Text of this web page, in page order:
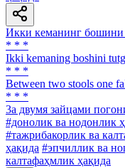
Икки кеманинг бошини
* * *
Ikki kemaning boshini
* * *
Between two stools one
* * *
3a двумя зайцами
#донолик ва нодонлик
#тажрибакорлик ва
ҳақида #эпчиллик ва
калтафаҳмлик ҳақида